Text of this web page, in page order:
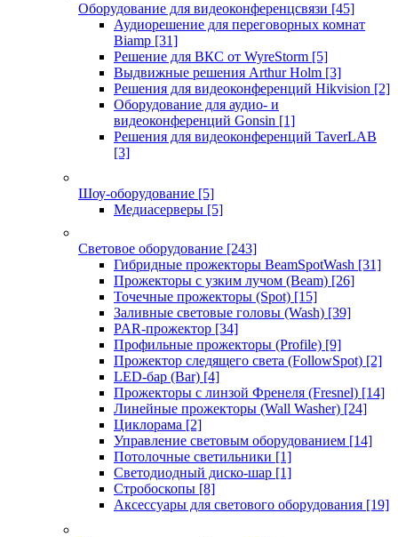
Оборудование для видеоконференцсвязи [45]
Аудиорешение для переговорных комнат
Biamp [31]
Решение для ВКС от WyreStorm [5]
Выдвижные решения Arthur Holm [3]
Решения для видеоконференций Hikvision [2]
Оборудование для аудио- и
видеоконференций Gonsin [1]
Решения для видеоконференций TaverLAB
[3]
Шоу-оборудование [5]
Медиасерверы [5]
Световое оборудование [243]
Гибридные прожекторы BeamSpotWash [31]
Прожекторы с узким лучом (Beam) [26]
Точечные прожекторы (Spot) [15]
Заливные световые головы (Wash) [39]
PAR-прожектор [34]
Профильные прожекторы (Profile) [9]
Прожектор следящего света (FollowSpot) [2]
LED-бар (Bar) [4]
Прожекторы с линзой Френеля (Fresnel) [14]
Линейные прожекторы (Wall Washer) [24]
Циклорама [2]
Управление световым оборудованием [14]
Потолочные светильники [1]
Светодиодный диско-шар [1]
Стробоскопы [8]
Аксессуары для светового оборудования [19]